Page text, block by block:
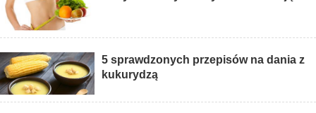
5 sprawdzonych przepisów na dania z
kukurydzą